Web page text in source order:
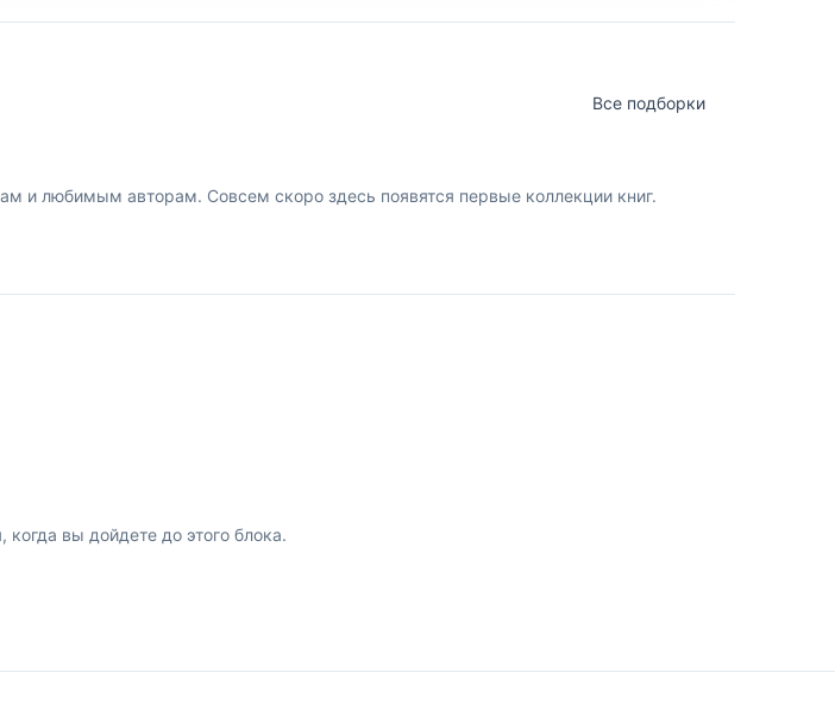
Все подборки
и любимым авторам. Совсем скоро здесь появятся первые коллекции книг.
когда вы дойдете до этого блока.